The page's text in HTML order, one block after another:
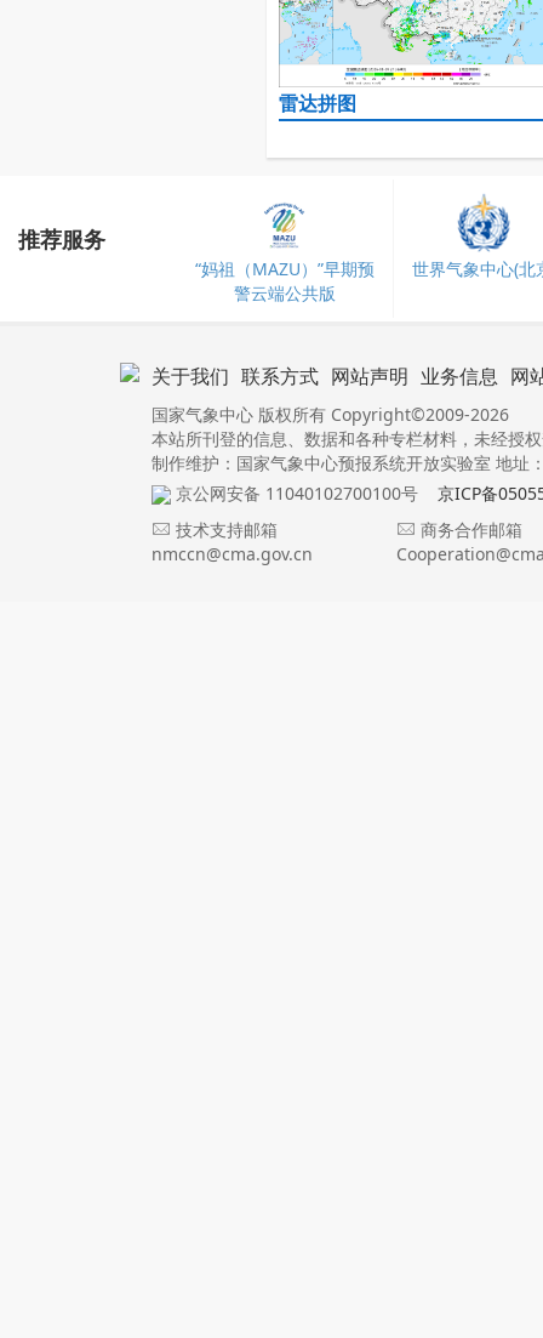
雷达拼图
推荐服务
“妈祖（MAZU）”早期预
警云端公共版
世界气象中心(北
关于我们 联系方式 网站声明 业务信息 网
国家气象中心 版权所有 Copyright©2009-2026
本站所刊登的信息、数据和各种专栏材料，未经授
制作维护：国家气象中心预报系统开放实验室 地址
京公网安备 11040102700100号
京ICP备
技术支持邮箱
nmccn@cma.gov.cn
商务合作邮箱